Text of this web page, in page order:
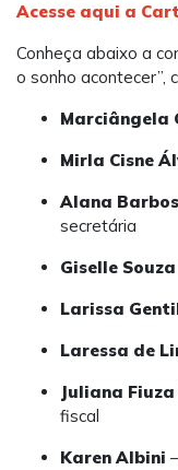
Acesse aqui a
Conheça abaixo a
o sonho acontecer”,
Marciângela
Mirla Cisne
Alana
secretária
Giselle
Larissa
Laressa de
Juliana
fiscal
Karen Albini